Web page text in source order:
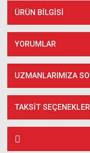
ÜRÜN BILGISI
YORUMLAR
UZMANLARIMIZA
TAKSIT